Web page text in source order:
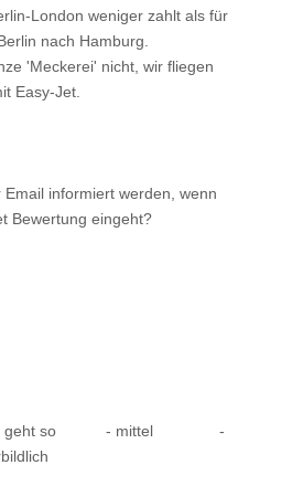
London weniger zahlt als für
nach Hamburg.
'Meckerei' nicht, wir fliegen
Easy-Jet.
informiert werden, wenn
Bewertung eingeht?
geht so - mittel
-